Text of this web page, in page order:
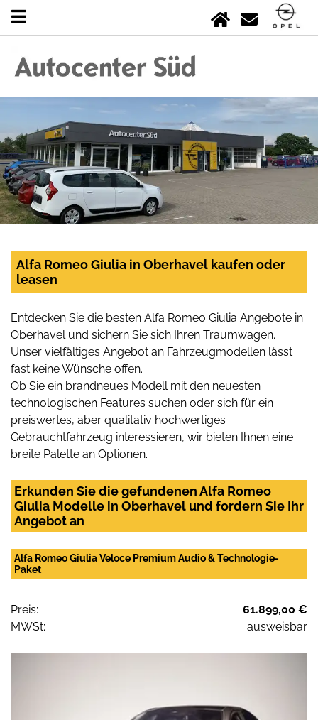
Alfa Romeo Giulia in Oberhavel kaufen oder
leasen
Entdecken Sie die besten Alfa Romeo Giulia Angebote in
Oberhavel und sichern Sie sich Ihren Traumwagen.
Unser vielfältiges Angebot an Fahrzeugmodellen lässt
fast keine Wünsche offen.
Ob Sie ein brandneues Modell mit den neuesten
technologischen Features suchen oder sich für ein
preiswertes, aber qualitativ hochwertiges
Gebrauchtfahrzeug interessieren, wir bieten Ihnen eine
breite Palette an Optionen.
Erkunden Sie die gefundenen Alfa Romeo
Giulia Modelle in Oberhavel und fordern Sie Ihr
Angebot an
Alfa Romeo Giulia Veloce Premium Audio & Technologie-
Paket
Preis:
61.899,00 €
MWSt:
ausweisbar